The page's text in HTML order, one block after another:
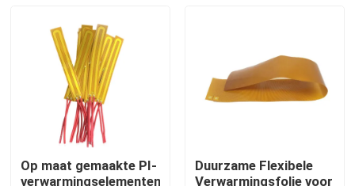
Op maat gemaakte PI-
verwarmingselementen,
Duurzame Flexibele
Verwarmingsfolie voor